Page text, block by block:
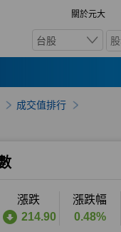
關於元大
台股
成交值排行